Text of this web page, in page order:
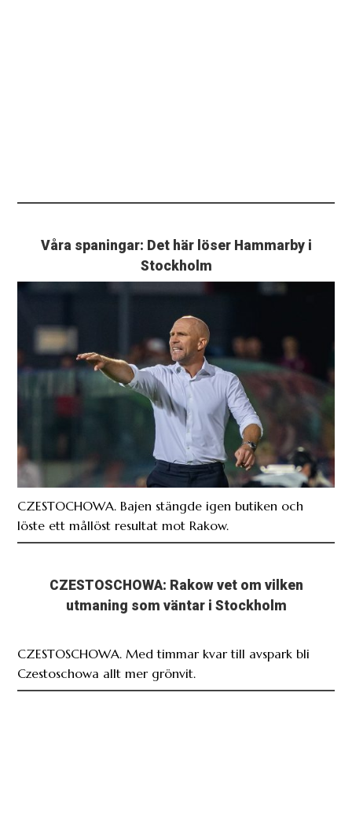
Våra spaningar: Det här löser Hammarby i
Stockholm
CZESTOCHOWA. Bajen stängde igen butiken och
löste ett mållöst resultat mot Rakow.
CZESTOSCHOWA: Rakow vet om vilken
utmaning som väntar i Stockholm
CZESTOSCHOWA. Med timmar kvar till avspark bli
Czestoschowa allt mer grönvit.